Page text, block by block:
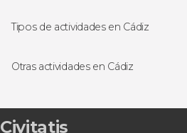
Tipos de actividades en Cádiz
Free tours en Cádiz
Otras actividades en Cádiz
Tour en bicicleta por Cádiz
Autobús turístico de Cádiz
Civitatis